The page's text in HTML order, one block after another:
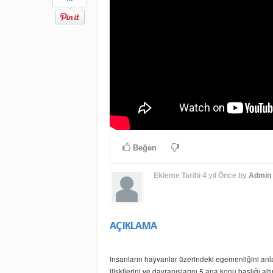
Beğen
Ekleme Tarihi 4 yıl Önce by Admin
AÇIKLAMA
insanların hayvanlar üzerindeki egemenliğini